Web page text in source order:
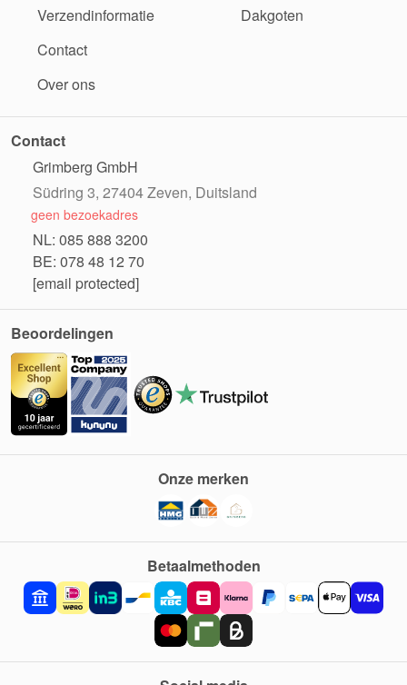
Verzendinformatie
Contact
Over ons
Dakgoten
Contact
Grimberg GmbH
Südring 3, 27404 Zeven, Duitsland
geen bezoekadres
NL: 085 888 3200
BE: 078 48 12 70
[email protected]
Beoordelingen
Betaalmethoden
Onze merken